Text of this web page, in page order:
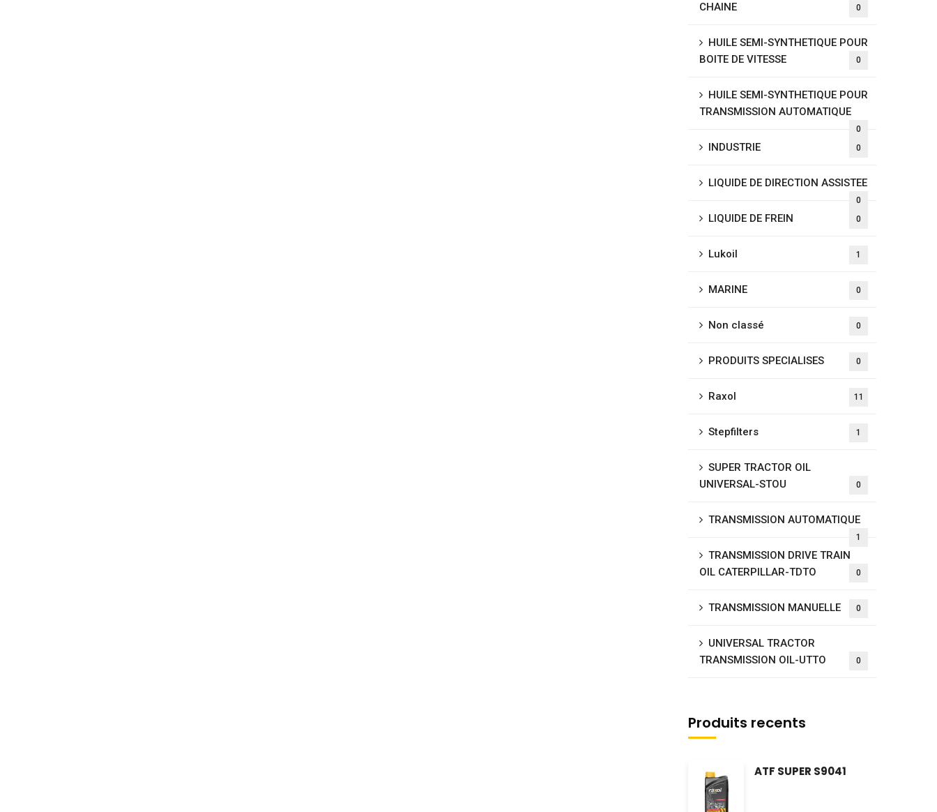
CHAINE
0
HUILE SEMI-SYNTHETIQUE POUR
BOITE DE VITESSE
0
HUILE SEMI-SYNTHETIQUE POUR
TRANSMISSION AUTOMATIQUE
0
INDUSTRIE 0
LIQUIDE DE DIRECTION ASSISTEE
0
LIQUIDE DE FREIN 0
Lukoil 1
MARINE 0
Non classé 0
PRODUITS SPECIALISES 0
Raxol 11
Stepfilters 1
SUPER TRACTOR OIL
UNIVERSAL-STOU
0
TRANSMISSION AUTOMATIQUE
1
TRANSMISSION DRIVE TRAIN
OIL CATERPILLAR-TDTO
0
TRANSMISSION MANUELLE 0
UNIVERSAL TRACTOR
TRANSMISSION OIL-UTTO
0
Produits recents
ATF SUPER S9041